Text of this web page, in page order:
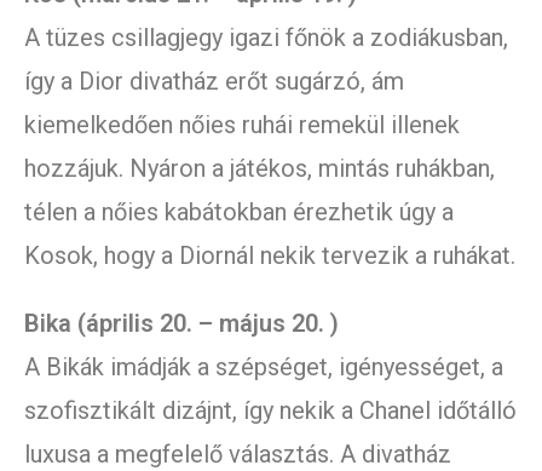
A tüzes csillagjegy igazi főnök a zodiákusban,
így a Dior divatház erőt sugárzó, ám
kiemelkedően nőies ruhái remekül illenek
hozzájuk. Nyáron a játékos, mintás ruhákban,
télen a nőies kabátokban érezhetik úgy a
Kosok, hogy a Diornál nekik tervezik a ruhákat.
Bika (április 20. – május 20. )
A Bikák imádják a szépséget, igényességet, a
szofisztikált dizájnt, így nekik a Chanel időtálló
luxusa a megfelelő választás. A divatház